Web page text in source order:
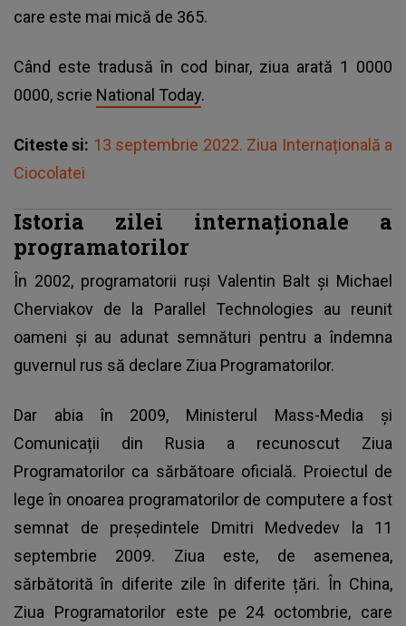
care este mai mică de 365.
Când este tradusă în cod binar, ziua arată 1 0000
0000, scrie National Today.
Citeste si: 13 septembrie 2022. Ziua Internațională a
Ciocolatei
Istoria zilei internaționale a
programatorilor
În 2002, programatorii ruși Valentin Balt și Michael
Cherviakov de la Parallel Technologies au reunit
oameni și au adunat semnături pentru a îndemna
guvernul rus să declare Ziua Programatorilor.
Dar abia în 2009, Ministerul Mass-Media și
Comunicații din Rusia a recunoscut Ziua
Programatorilor ca sărbătoare oficială. Proiectul de
lege în onoarea programatorilor de computere a fost
semnat de președintele Dmitri Medvedev la 11
septembrie 2009. Ziua este, de asemenea,
sărbătorită în diferite zile în diferite țări. În China,
Ziua Programatorilor este pe 24 octombrie, care